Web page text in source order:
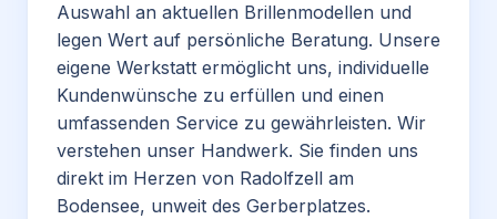
Auswahl an aktuellen Brillenmodellen und
legen Wert auf persönliche Beratung. Unsere
eigene Werkstatt ermöglicht uns, individuelle
Kundenwünsche zu erfüllen und einen
umfassenden Service zu gewährleisten. Wir
verstehen unser Handwerk. Sie finden uns
direkt im Herzen von Radolfzell am
Bodensee, unweit des Gerberplatzes.